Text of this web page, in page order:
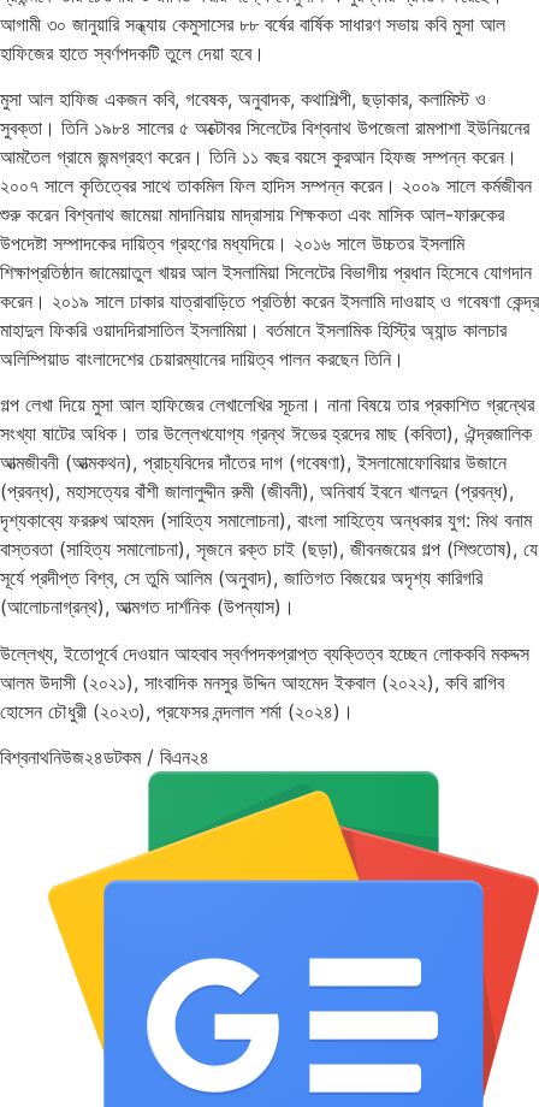
আগামী ৩০ জানুয়ারি সন্ধ্যায় কেমুসাসের ৮৮ বর্ষের বার্ষিক সাধারণ সভায় কবি মুসা আল
হাফিজের হাতে স্বর্ণপদকটি তুলে দেয়া হবে।
মুসা আল হাফিজ একজন কবি, গবেষক, অনুবাদক, কথাশিল্পী, ছড়াকার, কলামিস্ট ও
সুবক্তা। তিনি ১৯৮৪ সালের ৫ অক্টোবর সিলেটের বিশ্বনাথ উপজেলা রামপাশা ইউনিয়নের
আমতৈল গ্রামে জন্মগ্রহণ করেন। তিনি ১১ বছর বয়সে কুরআন হিফজ সম্পন্ন করেন।
২০০৭ সালে কৃতিত্বের সাথে তাকমিল ফিল হাদিস সম্পন্ন করেন। ২০০৯ সালে কর্মজীবন
শুরু করেন বিশ্বনাথ জামেয়া মাদানিয়ায় মাদ্রাসায় শিক্ষকতা এবং মাসিক আল-ফারুকের
উপদেষ্টা সম্পাদকের দায়িত্ব গ্রহণের মধ্যদিয়ে। ২০১৬ সালে উচ্চতর ইসলামি
শিক্ষাপ্রতিষ্ঠান জামেয়াতুল খায়র আল ইসলামিয়া সিলেটের বিভাগীয় প্রধান হিসেবে যোগদান
করেন। ২০১৯ সালে ঢাকার যাত্রাবাড়িতে প্রতিষ্ঠা করেন ইসলামি দাওয়াহ ও গবেষণা কেন্দ্র
মাহাদুল ফিকরি ওয়াদদিরাসাতিল ইসলামিয়া। বর্তমানে ইসলামিক হিস্ট্রি অ্যান্ড কালচার
অলিম্পিয়াড বাংলাদেশের চেয়ারম্যানের দায়িত্ব পালন করছেন তিনি।
গল্প লেখা দিয়ে মুসা আল হাফিজের লেখালেখির সূচনা। নানা বিষয়ে তার প্রকাশিত গ্রন্থের
সংখ্যা ষাটের অধিক। তার উল্লেখযোগ্য গ্রন্থ ঈভের হ্রদের মাছ (কবিতা), ঐন্দ্রজালিক
আত্মজীবনী (আত্মকথন), প্রাচ্যবিদের দাঁতের দাগ (গবেষণা), ইসলামোফোবিয়ার উজানে
(প্রবন্ধ), মহাসত্যের বাঁশী জালালুদ্দীন রুমী (জীবনী), অনিবার্য ইবনে খালদুন (প্রবন্ধ),
দৃশ্যকাব্যে ফররুখ আহমদ (সাহিত্য সমালোচনা), বাংলা সাহিত্যে অন্ধকার যুগ: মিথ বনাম
বাস্তবতা (সাহিত্য সমালোচনা), সৃজনে রক্ত চাই (ছড়া), জীবনজয়ের গল্প (শিশুতোষ), যে
সূর্যে প্রদীপ্ত বিশ্ব, সে তুমি আলিম (অনুবাদ), জাতিগত বিজয়ের অদৃশ্য কারিগরি
(আলোচনাগ্রন্থ), আত্মগত দার্শনিক (উপন্যাস)।
উল্লেখ্য, ইতোপূর্বে দেওয়ান আহবাব স্বর্ণপদকপ্রাপ্ত ব্যক্তিত্ব হচ্ছেন লোককবি মকদ্দস
আলম উদাসী (২০২১), সাংবাদিক মনসুর উদ্দিন আহমেদ ইকবাল (২০২২), কবি রাগিব
হোসেন চৌধুরী (২০২৩), প্রফেসর নন্দলাল শর্মা (২০২৪)।
বিশ্বনাথনিউজ২৪ডটকম / বিএন২৪